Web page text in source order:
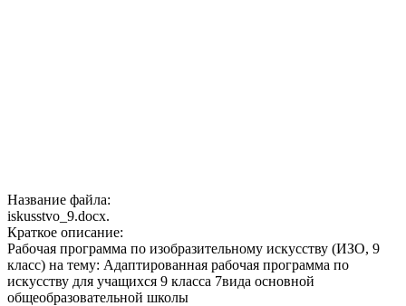
Название файла:
iskusstvo_9.docx.
Краткое описание:
Рабочая программа по изобразительному искусству (ИЗО, 9
класс) на тему: Адаптированная рабочая программа по
искусству для учащихся 9 класса 7вида основной
общеобразовательной школы